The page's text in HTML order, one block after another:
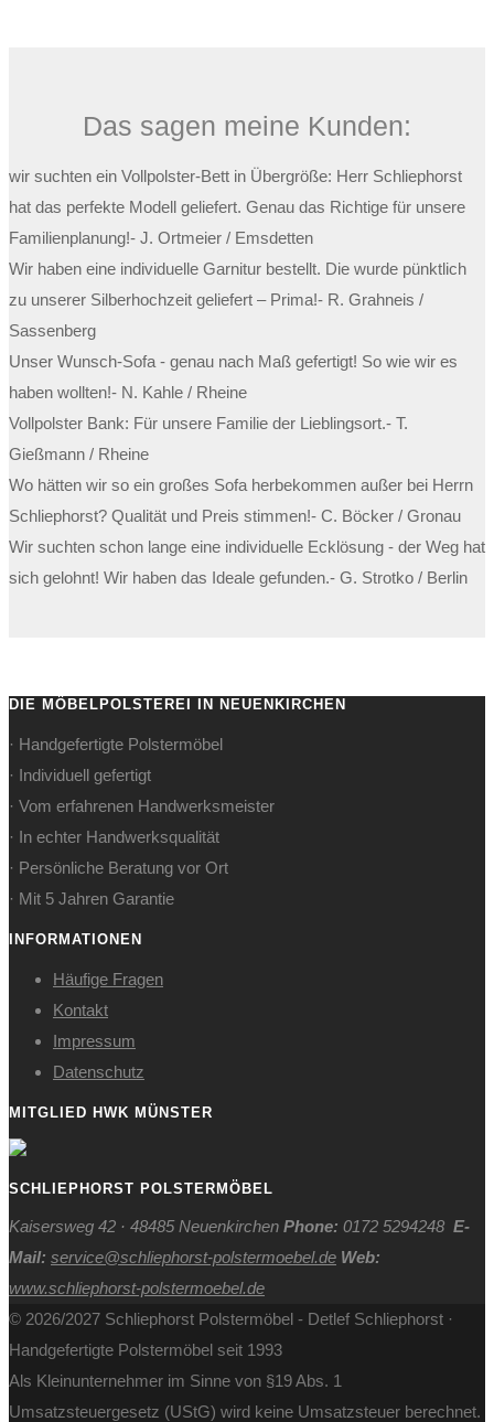
Das sagen meine Kunden:
wir suchten ein Vollpolster-Bett in Übergröße: Herr Schliephorst
hat das perfekte Modell geliefert. Genau das Richtige für unsere
Familienplanung!- J. Ortmeier / Emsdetten
Wir haben eine individuelle Garnitur bestellt. Die wurde pünktlich
zu unserer Silberhochzeit geliefert – Prima!- R. Grahneis /
Sassenberg
Unser Wunsch-Sofa - genau nach Maß gefertigt! So wie wir es
haben wollten!- N. Kahle / Rheine
Vollpolster Bank: Für unsere Familie der Lieblingsort.- T.
Gießmann / Rheine
Wo hätten wir so ein großes Sofa herbekommen außer bei Herrn
Schliephorst? Qualität und Preis stimmen!- C. Böcker / Gronau
Wir suchten schon lange eine individuelle Ecklösung - der Weg hat
sich gelohnt! Wir haben das Ideale gefunden.- G. Strotko / Berlin
DIE MÖBELPOLSTEREI IN NEUENKIRCHEN
· Handgefertigte Polstermöbel
· Individuell gefertigt
· Vom erfahrenen Handwerksmeister
· In echter Handwerksqualität
· Persönliche Beratung vor Ort
· Mit 5 Jahren Garantie
INFORMATIONEN
Häufige Fragen
Kontakt
Impressum
Datenschutz
MITGLIED HWK MÜNSTER
SCHLIEPHORST POLSTERMÖBEL
Kaisersweg 42 · 48485 Neuenkirchen Phone: 0172 5294248 E-
Mail: service@schliephorst-polstermoebel.de Web:
www.schliephorst-polstermoebel.de
© 2026/2027 Schliephorst Polstermöbel - Detlef Schliephorst ·
Handgefertigte Polstermöbel seit 1993
Als Kleinunternehmer im Sinne von §19 Abs. 1
Umsatzsteuergesetz (UStG) wird keine Umsatzsteuer berechnet.